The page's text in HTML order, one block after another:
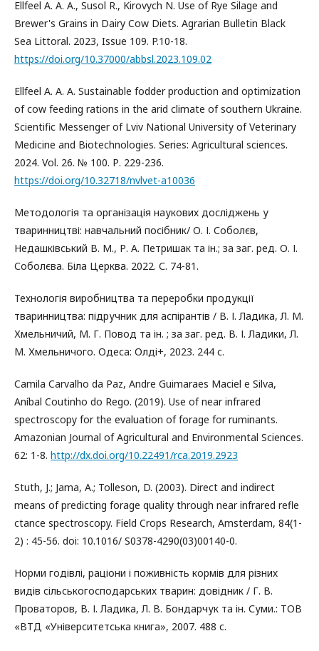
Ellfeel A. А. A., Susol R., Kirovych N. Use of Rye Silage and
Brewer's Grains in Dairy Cow Diets. Аgrarian Bulletin Black
Sea Littoral. 2023, Issue 109. P.10-18.
https://doi.org/10.37000/abbsl.2023.109.02
Ellfeel A. A. A. Sustainable fodder production and optimization
of cow feeding rations in the arid climate of southern Ukraine.
Scientific Messenger of Lviv National University of Veterinary
Medicine and Biotechnologies. Series: Agricultural sciences.
2024. Vol. 26. № 100. Р. 229-236.
https://doi.org/10.32718/nvlvet-a10036
Методологія та організація наукових досліджень у
тваринництві: навчальний посібник/ О. І. Соболєв,
Недашківський В. М., Р. А. Петришак та ін.; за заг. ред. О. І.
Соболєва. Біла Церква. 2022. С. 74-81.
Технологія виробництва та переробки продукції
тваринництва: підручник для аспірантів / В. І. Ладика, Л. М.
Хмельничий, М. Г. Повод та ін. ; за заг. ред. В. І. Ладики, Л.
М. Хмельничого. Одеса: Олді+, 2023. 244 с.
Camila Carvalho da Paz, Andre Guimaraes Maciel e Silva,
Aníbal Coutinho do Rego. (2019). Use of near infrared
spectroscopy for the evaluation of forage for ruminants.
Amazonian Journal of Agricultural and Environmental Sciences.
62: 1-8. http://dx.doi.org/10.22491/rca.2019.2923
Stuth, J.; Jama, A.; Tolleson, D. (2003). Direct and indirect
means of predicting forage quality through near infrared refle
ctance spectroscopy. Field Crops Research, Amsterdam, 84(1-
2) : 45-56. doi: 10.1016/ S0378-4290(03)00140-0.
Норми годівлі, раціони і поживність кормів для різних
видів сільськогосподарських тварин: довідник / Г. В.
Проваторов, В. І. Ладика, Л. В. Бондарчук та ін. Суми.: ТОВ
«ВТД «Університетська книга», 2007. 488 с.